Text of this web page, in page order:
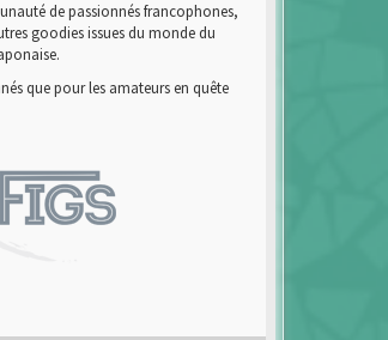
de passionnés francophones,
goodies issues du monde du
que pour les amateurs en quête